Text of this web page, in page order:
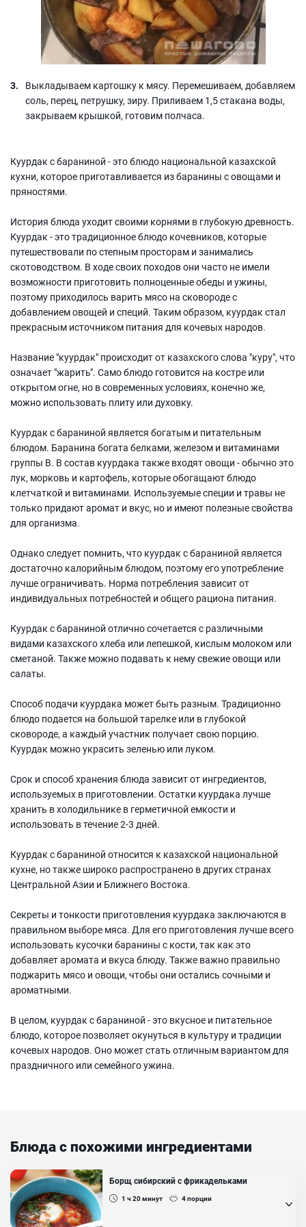
Выкладываем картошку к мясу. Перемешиваем, добавляем
соль, перец, петрушку, зиру. Приливаем 1,5 стакана воды,
закрываем крышкой, готовим полчаса.
Куурдак с бараниной - это блюдо национальной казахской
кухни, которое приготавливается из баранины с овощами и
пряностями.
История блюда уходит своими корнями в глубокую древность.
Куурдак - это традиционное блюдо кочевников, которые
путешествовали по степным просторам и занимались
скотоводством. В ходе своих походов они часто не имели
возможности приготовить полноценные обеды и ужины,
поэтому приходилось варить мясо на сковороде с
добавлением овощей и специй. Таким образом, куурдак стал
прекрасным источником питания для кочевых народов.
Название "куурдак" происходит от казахского слова "куру", что
означает "жарить". Само блюдо готовится на костре или
открытом огне, но в современных условиях, конечно же,
можно использовать плиту или духовку.
Куурдак с бараниной является богатым и питательным
блюдом. Баранина богата белками, железом и витаминами
группы В. В состав куурдака также входят овощи - обычно это
лук, морковь и картофель, которые обогащают блюдо
клетчаткой и витаминами. Используемые специи и травы не
только придают аромат и вкус, но и имеют полезные свойства
для организма.
Однако следует помнить, что куурдак с бараниной является
достаточно калорийным блюдом, поэтому его употребление
лучше ограничивать. Норма потребления зависит от
индивидуальных потребностей и общего рациона питания.
Куурдак с бараниной отлично сочетается с различными
видами казахского хлеба или лепешкой, кислым молоком или
сметаной. Также можно подавать к нему свежие овощи или
салаты.
Способ подачи куурдака может быть разным. Традиционно
блюдо подается на большой тарелке или в глубокой
сковороде, а каждый участник получает свою порцию.
Куурдак можно украсить зеленью или луком.
Срок и способ хранения блюда зависит от ингредиентов,
используемых в приготовлении. Остатки куурдака лучше
хранить в холодильнике в герметичной емкости и
использовать в течение 2-3 дней.
Куурдак с бараниной относится к казахской национальной
кухне, но также широко распространено в других странах
Центральной Азии и Ближнего Востока.
Секреты и тонкости приготовления куурдака заключаются в
правильном выборе мяса. Для его приготовления лучше всего
использовать кусочки баранины с кости, так как это
добавляет аромата и вкуса блюду. Также важно правильно
поджарить мясо и овощи, чтобы они остались сочными и
ароматными.
В целом, куурдак с бараниной - это вкусное и питательное
блюдо, которое позволяет окунуться в культуру и традиции
кочевых народов. Оно может стать отличным вариантом для
праздничного или семейного ужина.
Блюда с похожими ингредиентами
Борщ сибирский с фрикадельками
1 ч 20минут 4порции